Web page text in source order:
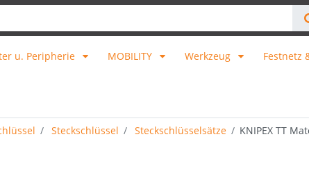
u. Peripherie MOBILITY Werkzeug Festnetz
Steckschlüssel Steckschlüsselsätze KNIPEX TT